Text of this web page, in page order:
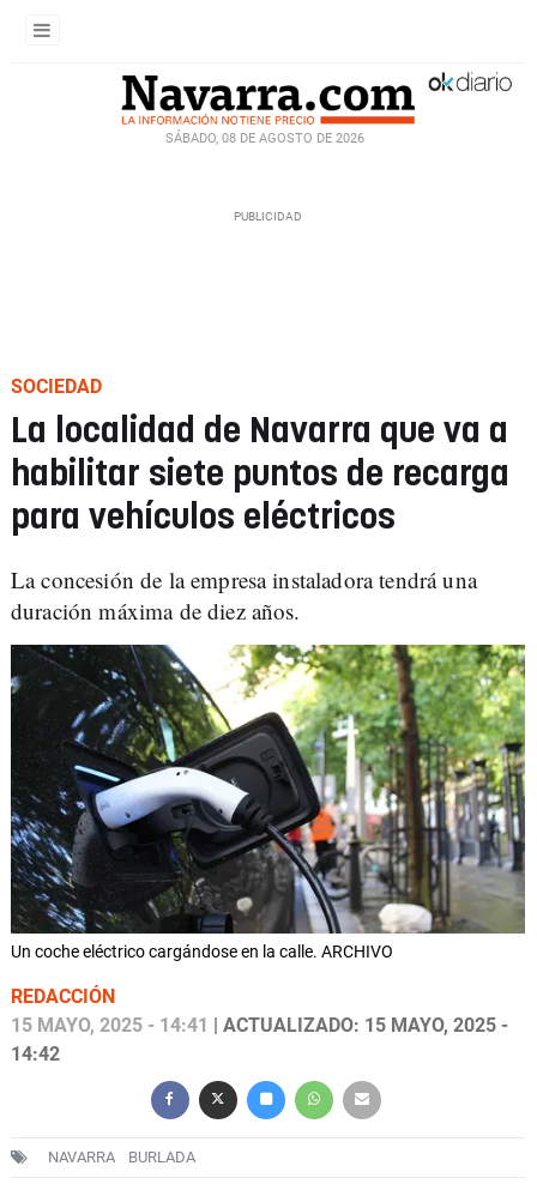
SÁBADO, 08 DE AGOSTO DE 2026
SOCIEDAD
La localidad de Navarra que va a
habilitar siete puntos de recarga
para vehículos eléctricos
La concesión de la empresa instaladora tendrá una
duración máxima de diez años.
Un coche eléctrico cargándose en la calle. ARCHIVO
REDACCIÓN
15 MAYO, 2025 - 14:41
| ACTUALIZADO: 15 MAYO, 2025 -
14:42
NAVARRA BURLADA